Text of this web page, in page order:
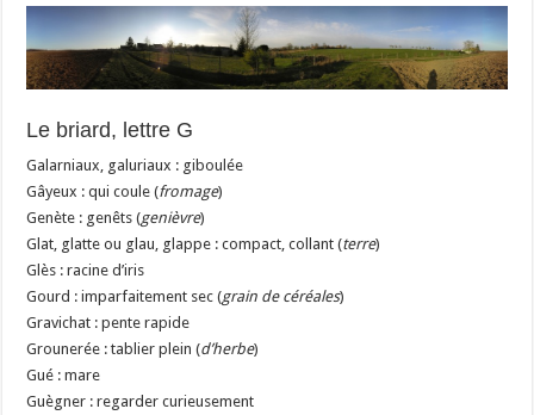
Le briard, lettre G
Galarniaux, galuriaux : giboulée
Gâyeux : qui coule (fromage)
Genète : genêts (genièvre)
Glat, glatte ou glau, glappe : compact, collant (terre)
Glès : racine d’iris
Gourd : imparfaitement sec (grain de céréales)
Gravichat : pente rapide
Grounerée : tablier plein (d’herbe)
Gué : mare
Guègner : regarder curieusement